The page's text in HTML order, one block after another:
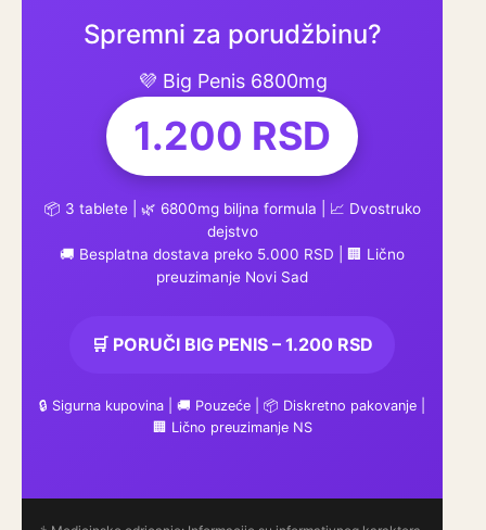
Spremni za porudžbinu?
💜 Big Penis 6800mg
1.200 RSD
📦 3 tablete | 🌿 6800mg biljna formula | 📈 Dvostruko
dejstvo
🚚 Besplatna dostava preko 5.000 RSD | 🏢 Lično
preuzimanje Novi Sad
🛒 PORUČI BIG PENIS – 1.200 RSD
🔒 Sigurna kupovina | 🚚 Pouzeće | 📦 Diskretno pakovanje |
🏢 Lično preuzimanje NS